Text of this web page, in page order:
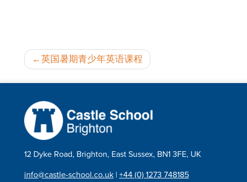
邮
政
导
航
英国暑期青少年英语课程
12 Dyke Road, Brighton, East Sussex, BN1 3FE, UK
info@castle-school.co.uk |+44 (0) 1273 748185